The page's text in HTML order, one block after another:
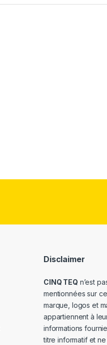
Disclaimer
CINQ TEQ n’est
mentionnées sur
marque, logos et
appartiennent à
informations
titre informatif et